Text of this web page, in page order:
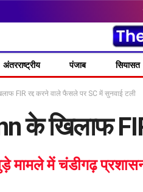
अंतरराष्ट्रीय पंजाब सियासत
FIR रद्द करने वाले फैसले पर SC में सुनवाई टली
के खिलाफ
में चंडीगढ़